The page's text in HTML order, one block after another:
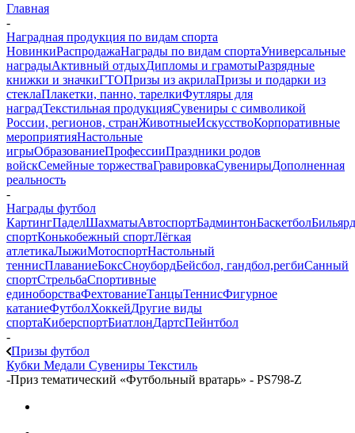
Главная
-
Наградная продукция по видам спорта
НовинкиРаспродажаНаграды по видам спортаУниверсальные
наградыАктивный отдыхДипломы и грамотыРазрядные
книжки и значкиГТОПризы из акрилаПризы и подарки из
стеклаПлакетки, панно, тарелкиФутляры для
наградТекстильная продукцияСувениры с символикой
России, регионов, странЖивотныеИскусствоКорпоративные
мероприятияНастольные
игрыОбразованиеПрофессииПраздники родов
войскСемейные торжестваГравировкаСувенирыДополненная
реальность
-
Награды футбол
КартингПаделШахматыАвтоспортБадминтонБаскетболБильярд
спортКонькобежный спортЛёгкая
атлетикаЛыжиМотоспортНастольный
теннисПлаваниеБоксСноубордБейсбол, гандбол,регбиСанный
спортСтрельбаСпортивные
единоборстваФехтованиеТанцыТеннисФигурное
катаниеФутболХоккейДругие виды
спортаКиберспортБиатлонДартсПейнтбол
-
Призы футбол
Кубки Медали Сувениры Текстиль
-Приз тематический «Футбольный вратарь» - PS798-Z